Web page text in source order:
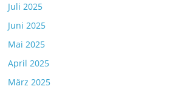
Juli 2025
Juni 2025
Mai 2025
April 2025
März 2025